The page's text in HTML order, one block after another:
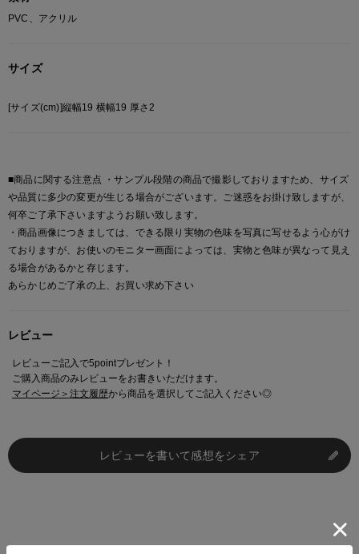
PVC、アクリル
サイズ
[サイズ(cm)]縦幅19 横幅19 厚さ2
■商品に関する注意点 ・サンプル段階の商品で撮影しておりますため、サイズ
や品質に多少の変更が生じる場合がございます。ご迷惑をお掛け致しますが、
何卒ご了承下さいますようお願い致します。
・商品画像につきましては、できる限り実物の色味を写真に写せるよう心がけ
ておりますが、お使いのモニター画面によっては、実物と色味が異なって見え
る場合があるかと存じます。
あらかじめご了承の上、お買い求め下さい
レビュー
レビューご記入で5pointプレゼント！
ご購入商品のみレビューをお書きいただけます。
マイページ＞注文履歴から商品を選択してご記入ください◎
レビューを書いて感想をシェア